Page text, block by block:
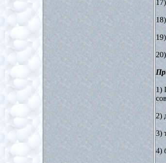
1)
2)
3)
4)